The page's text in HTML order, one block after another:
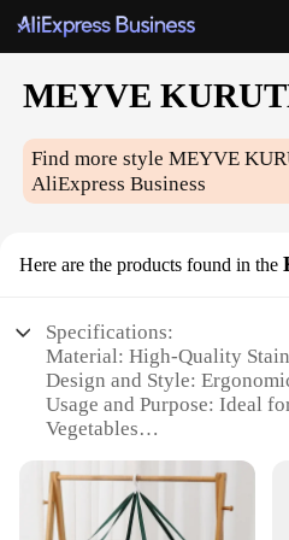
MEYVE
Find more styleMEYVE
AliExpress Business
Here are the products found in the
Specifications:
Material: High-Quality
Design and Style:
Usage and Purpose: Ideal
Vegetables
Saving
Shape or Size: Compact and
Quantity: Available in Sets